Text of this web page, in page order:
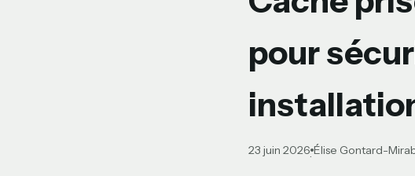
pour
23 juin 2026·Élise Gontard-